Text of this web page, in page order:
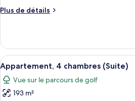
chambre :
chambres
(Suite)
Plus de détails
Plus
le
type
de
chambre
Appartement,
3
Afficher
toutes
les
photos
Une
6
Appartement, 4 chambres (Suite)
Vue sur le parcours de golf
193 m²